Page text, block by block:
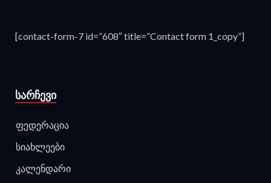
[contact-form-7 id=”608″ title=”Contact form 1_copy”]
ᲡᲐᲠᲩᲔᲕᲘ
ფედერაცია
სიახლეები
კალენდარი